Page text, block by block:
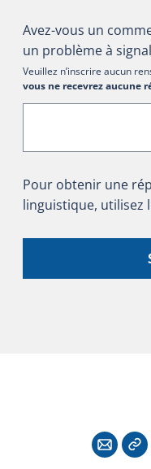
Avez-vous un
un problème à
Veuillez n’inscrire aucun
vous ne recevrez aucune
Pour obtenir une
linguistique, utilisez
Courriel